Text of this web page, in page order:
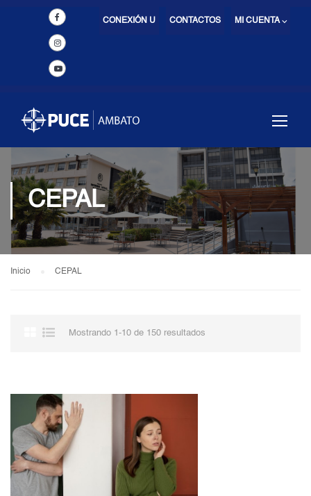
MI CUENTA ⌵
CONTACTOS
CONEXIÓN U
CEPAL
Inicio CEPAL
Mostrando 1-10 de 150 resultados